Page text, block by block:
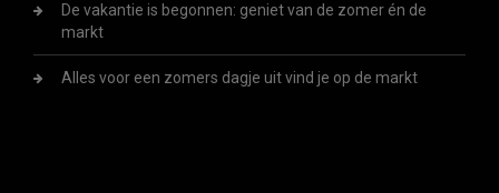
De vakantie is begonnen: geniet van de zomer én de
markt
Alles voor een zomers dagje uit vind je op de markt